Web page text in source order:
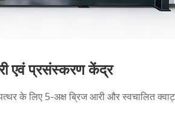
एवं प्रसंस्करण केंद्र
के लिए 5-अक्ष ब्रिज आरी और स्वचालित